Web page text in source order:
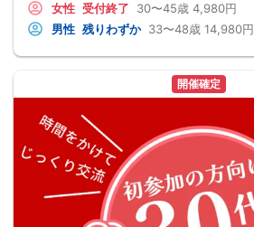
女性 受付終了 30〜45歳 4,980円
男性 残りわずか 33〜48歳 14,980円
開催確定